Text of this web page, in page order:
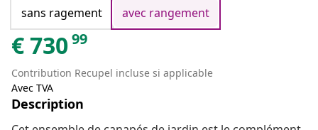
sans ragement
avec rangement
€73099
Contribution Recupel incluse si applicable
Avec TVA
Description